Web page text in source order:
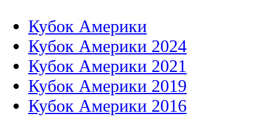
Кубок Америки
Кубок Америки 2024
Кубок Америки 2021
Кубок Америки 2019
Кубок Америки 2016